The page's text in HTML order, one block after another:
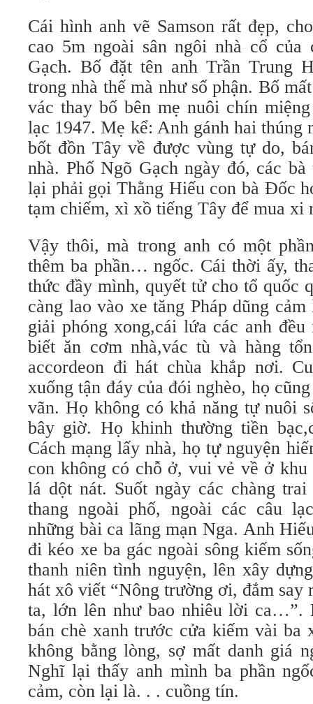
Cái hình anh vẽ Samson rất đẹp,
cao 5m ngoài sân ngôi nhà cổ
Gạch. Bố đặt tên anh Trần Trung
trong nhà thế mà như số phận. Bố
vác thay bố bên mẹ nuôi chín
lạc 1947. Mẹ kể: Anh gánh hai thúng
bốt đồn Tây về được vùng tự do,
nhà. Phố Ngõ Gạch ngày đó, các
lại phải gọi Thằng Hiếu con bà Đốc
tạm chiếm, xì xồ tiếng Tây để mua xi
Vậy thôi, mà trong anh có một
thêm ba phần… ngốc. Cái thời ấy,
thức đầy mình, quyết tử cho tổ quốc
càng lao vào xe tăng Pháp dũng
giải phóng xong,cái lứa các anh
biết ăn cơm nhà,vác tù và hàng
accordeon đi hát chùa khắp nơi.
xuống tận đáy của đói nghèo, họ
vãn. Họ không có khả năng tự nuôi
bây giờ. Họ khinh thường tiền
Cách mạng lấy nhà, họ tự nguyện
con không có chỗ ở, vui vẻ về ở khu
lá dột nát. Suốt ngày các chàng
thang ngoài phố, ngoài các câu
những bài ca lãng mạn Nga. Anh
đi kéo xe ba gác ngoài sông kiếm
thanh niên tình nguyện, lên xây
hát xô viết “Nông trường ơi, đắm say
ta, lớn lên như bao nhiêu lời ca…”.
bán chè xanh trước cửa kiếm vài ba
không bằng lòng, sợ mất danh giá
Nghĩ lại thấy anh mình ba phần
cảm, còn lại là. . . cuồng tín.